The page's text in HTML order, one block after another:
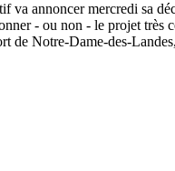
va annoncer mercredi sa
- ou non - le projet très
de Notre-Dame-des-